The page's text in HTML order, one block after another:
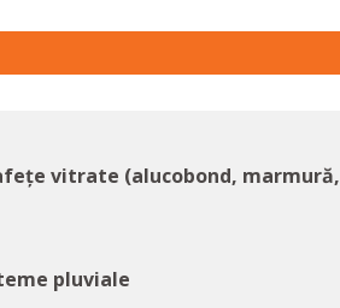
vitrate (alucobond, marmură,
pluviale